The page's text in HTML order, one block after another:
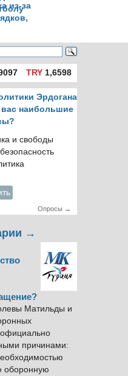
из-за
TRY1,6598
Эрдогана
наибольшие
и свободы
Опросы →
→
Матильды и
причинами:
оборонную